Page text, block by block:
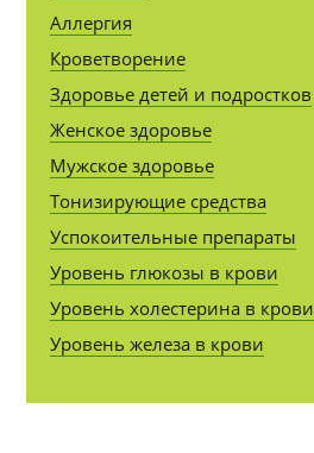
Аллергия
Кроветворение
Здоровье детей и подростков
Женское здоровье
Мужское здоровье
Тонизирующие средства
Успокоительные препараты
Уровень глюкозы в крови
Уровень холестерина в крови
Уровень железа в крови